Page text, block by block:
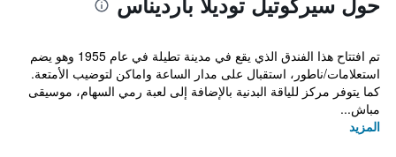
تم افتتاح هذا الفندق الذي يقع في مدينة تطيلة في عام 1955 وهو يضم
استعلامات/ناطور، استقبال على مدار الساعة واماكن لتوضيب الأمتعة.
كما يتوفر مركز للياقة البدنية بالإضافة إلى لعبة رمي السهام، موسيقى
مباش...
المزيد